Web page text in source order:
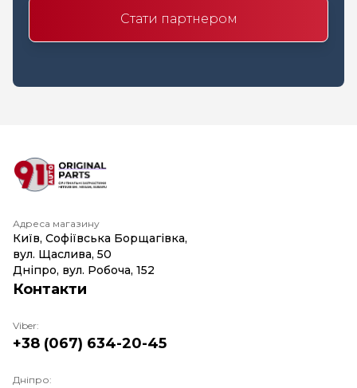
Стати партнером
Адреса магазину
Київ, Софіївська Борщагівка,
вул. Щаслива, 50
Дніпро, вул. Робоча, 152
Контакти
Viber:
+38 (067) 634-20-45
Дніпро: